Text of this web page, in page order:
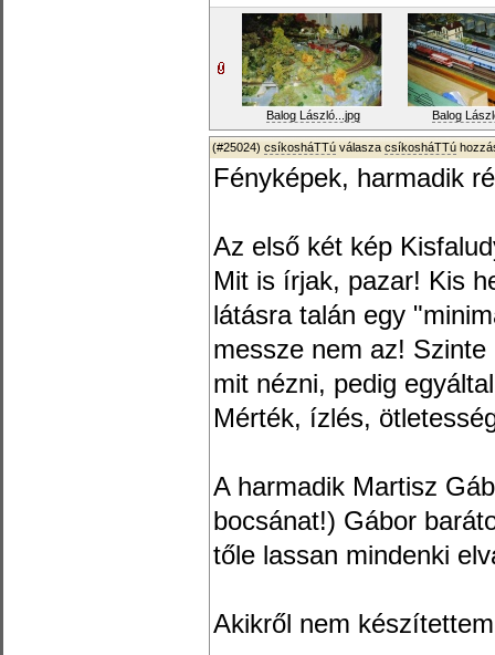
Balog László...jpg Balog
(#25024) csíkosháTTú válasza csíkosháTTú
Fényképek, harmadik
Az első két kép
Mit is írjak, pazar! Kis
látásra talán egy
messze nem az!
mit nézni, pedig
Mérték, ízlés,
A harmadik Martisz
bocsánat!) Gábor
tőle lassan mindenki
Akikről nem